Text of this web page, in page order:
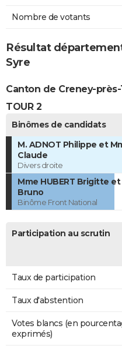
Nombre de votants
Résultat
Syre
Canton de Creney-
TOUR 2
Binômes de candidats
M. ADNOT Philippe et
Claude
Divers droite
Mme HUBERT Brigitte et
Bruno
Binôme Front National
Participation au scrutin
Taux de participation
Taux d'abstention
Votes blancs (en
exprimés)